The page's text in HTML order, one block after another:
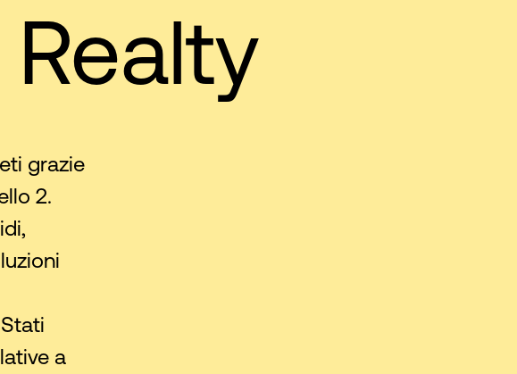
grazie
2.
a